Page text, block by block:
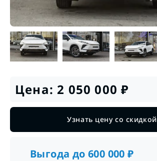
Цена: 2 050 000 ₽
Узнать цену со скидкой
Выгода до600 000 ₽